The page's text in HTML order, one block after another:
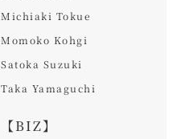
Michiaki Tokue
Momoko Kohgi
Satoka Suzuki
Taka Yamaguchi
【BIZ】